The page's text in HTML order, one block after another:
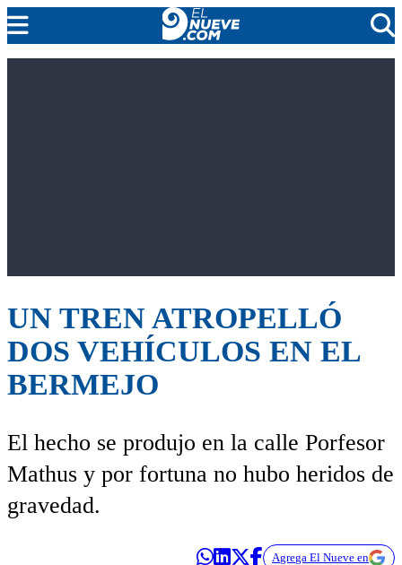
UN TREN ATROPELLÓ
DOS VEHÍCULOS EN EL
BERMEJO
El hecho se produjo en la calle Porfesor
Mathus y por fortuna no hubo heridos de
gravedad.
Agrega El Nueve en